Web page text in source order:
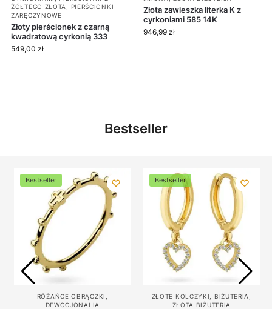
ŻÓŁTEGO ZŁOTA
PIERŚCIONKI
ZARĘCZYNOWE
Złoty pierścionek z czarną
kwadratową cyrkonią 333
549,00 zł
Złota zawieszka literka K z
cyrkoniami 585 14K
946,99 zł
Bestseller
Bestseller
RÓŻAŃCE OBRĄCZKI
DEWOCJONALIA
Bestseller
ZŁOTE KOLCZYKI BIŻUTERIA
ZŁOTA BIŻUTERIA